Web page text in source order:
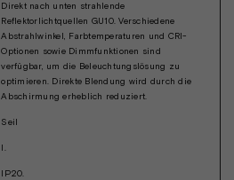
Direkt nach unten strahlende
Reflektorlichtquellen GU10. Verschiedene
Abstrahlwinkel, Farbtemperaturen und CRI-
Optionen sowie Dimmfunktionen sind
verfügbar, um die Beleuchtungslösung zu
optimieren. Direkte Blendung wird durch die
Abschirmung erheblich reduziert.
Seil
I.
IP20.